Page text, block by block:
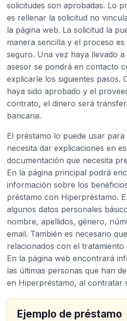
solicitudes son aprobadas. Lo
es rellenar la solicitud no
la página web. La solicitud la
manera sencilla y el proceso
seguro. Una vez haya llevado
asesor se pondrá en contacto
explicarle los siguientes pasos.
haya sido aprobado y el
contrato, el dinero será
bancaria.
El préstamo lo puede usar
necesita dar explicaciones en
documentación que necesita
En la página principal podrá
información sobre los
préstamo con Hiperpréstamo.
algunos datos personales
nombre, apellidos, género,
email. También es necesario
relacionados con el tratamiento
En la página web encontrará
las últimas personas que han
en Hiperpréstamo, al contratar
Ejemplo de préstamo